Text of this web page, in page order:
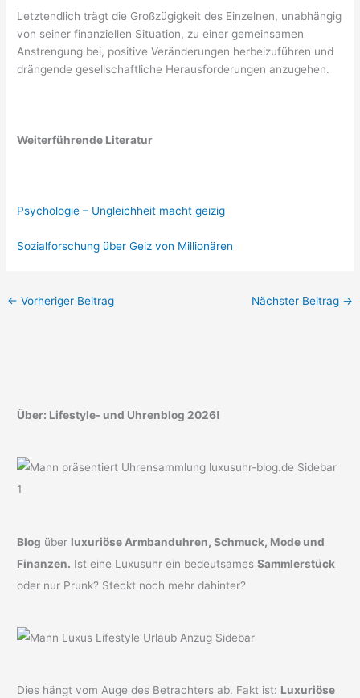
Letztendlich trägt die Großzügigkeit des Einzelnen, unabhängig
von seiner finanziellen Situation, zu einer gemeinsamen
Anstrengung bei, positive Veränderungen herbeizuführen und
drängende gesellschaftliche Herausforderungen anzugehen.
Weiterführende Literatur
Psychologie – Ungleichheit macht geizig
Sozialforschung über Geiz von Millionären
← Vorheriger Beitrag Nächster Beitrag →
Über: Lifestyle- und Uhrenblog 2026!
Blog über luxuriöse Armbanduhren, Schmuck, Mode und
Finanzen. Ist eine Luxusuhr ein bedeutsamesSammlerstück
oder nur Prunk? Steckt noch mehr dahinter?
Dies hängt vom Auge des Betrachters ab. Fakt ist: Luxuriöse